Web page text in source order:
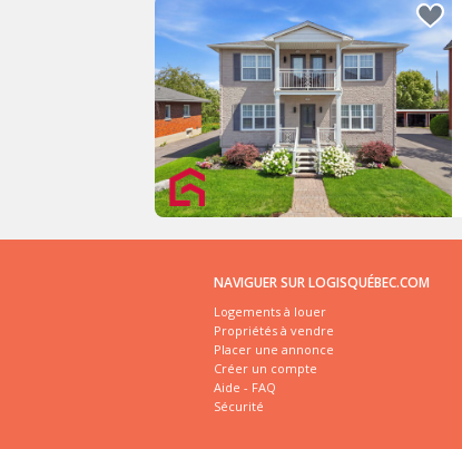
NAVIGUER SUR LOGISQUÉBEC.COM
Logements à louer
Propriétés à vendre
Placer une annonce
Créer un compte
Aide - FAQ
Sécurité